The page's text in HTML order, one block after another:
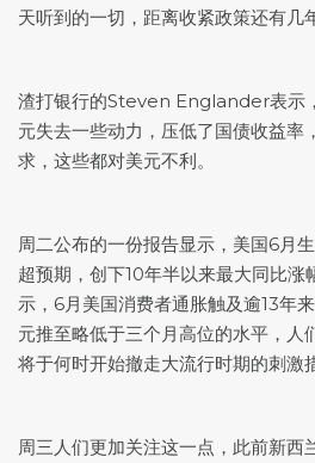
天听到的一切，距离收紧政策还有几
渣打银行的Steven Englander表示
元失去一些动力，压低了国债收益率
求，这些都对美元不利。
周二公布的一份报告显示，美国6月
超预期，创下10年半以来最大同比涨
示，6月美国消费者通胀触及逾13年
元推至略低于三个月高位的水平，人
将于何时开始撤走大流行时期的刺激
周三人们更加关注这一点，此前新西